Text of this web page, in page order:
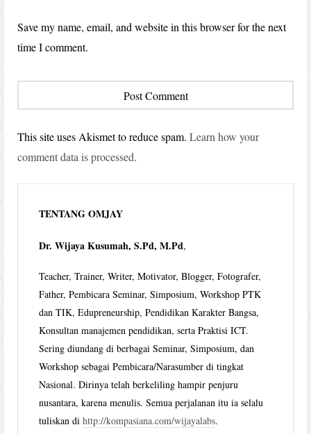
Save my name, email, and website in this browser for the next
time I comment.
This site uses Akismet to reduce spam.Learn how your
comment data is processed.
TENTANG OMJAY
Dr. Wijaya Kusumah, S.Pd, M.Pd,
Teacher, Trainer, Writer, Motivator, Blogger, Fotografer,
Father, Pembicara Seminar, Simposium, Workshop PTK
dan TIK, Edupreneurship, Pendidikan Karakter Bangsa,
Konsultan manajemen pendidikan, serta Praktisi ICT.
Sering diundang di berbagai Seminar, Simposium, dan
Workshop sebagai Pembicara/Narasumber di tingkat
Nasional. Dirinya telah berkeliling hampir penjuru
nusantara, karena menulis. Semua perjalanan itu ia selalu
tuliskan dihttp://kompasiana.com/wijayalabs.